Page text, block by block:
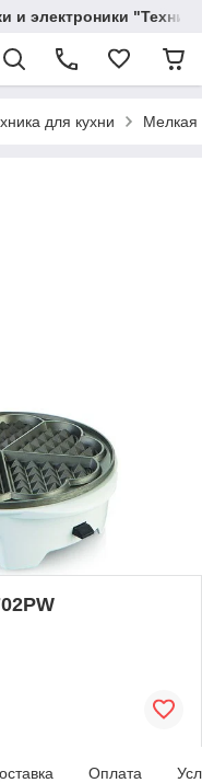
и электроники
для кухни Мелкая
Оплата